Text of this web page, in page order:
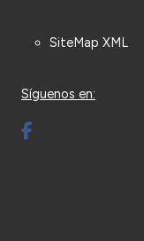
SiteMap XML
Síguenos en: